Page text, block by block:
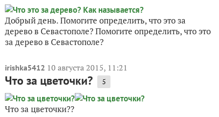
Добрый день. Помогите определить, что это за
дерево в Севастополе? Помогите определить, что это
за дерево в Севастополе?
irishka5412 10 августа 2015, 11:21
Что за цветочки? 5
Что за цветочки??